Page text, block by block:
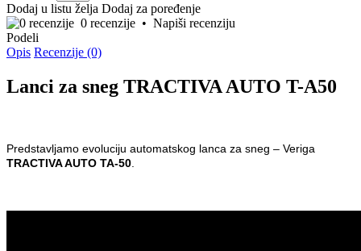
Dodaj u listu želja Dodaj za poređenje
0 recenzije • Napiši recenziju
Podeli
Opis Recenzije (0)
Lanci za sneg TRACTIVA AUTO T-A50
Predstavljamo evoluciju automatskog lanca za sneg – Veriga
TRACTIVA AUTO TA-50